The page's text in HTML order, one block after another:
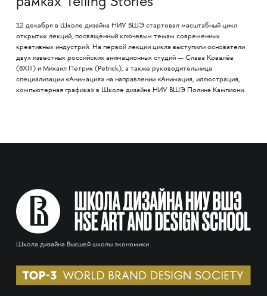
12 декабря в Школе дизайна НИУ ВШЭ стартовал масштабный цикл
открытых лекций, посвящённый ключевым темам современных
креативных индустрий. На первой лекции цикла выступили основатели
двух известных российских анимационных студий — Слава Ковалёв
(8XIII) и Михаил Петрик (Petrick), а также руководительница
специализации «Анимация» на направлении «Анимация, иллюстрация,
компьютерная графика» в Школе дизайна НИУ ВШЭ Полина Кампиони.
Школа дизайна Высшей школы экономики